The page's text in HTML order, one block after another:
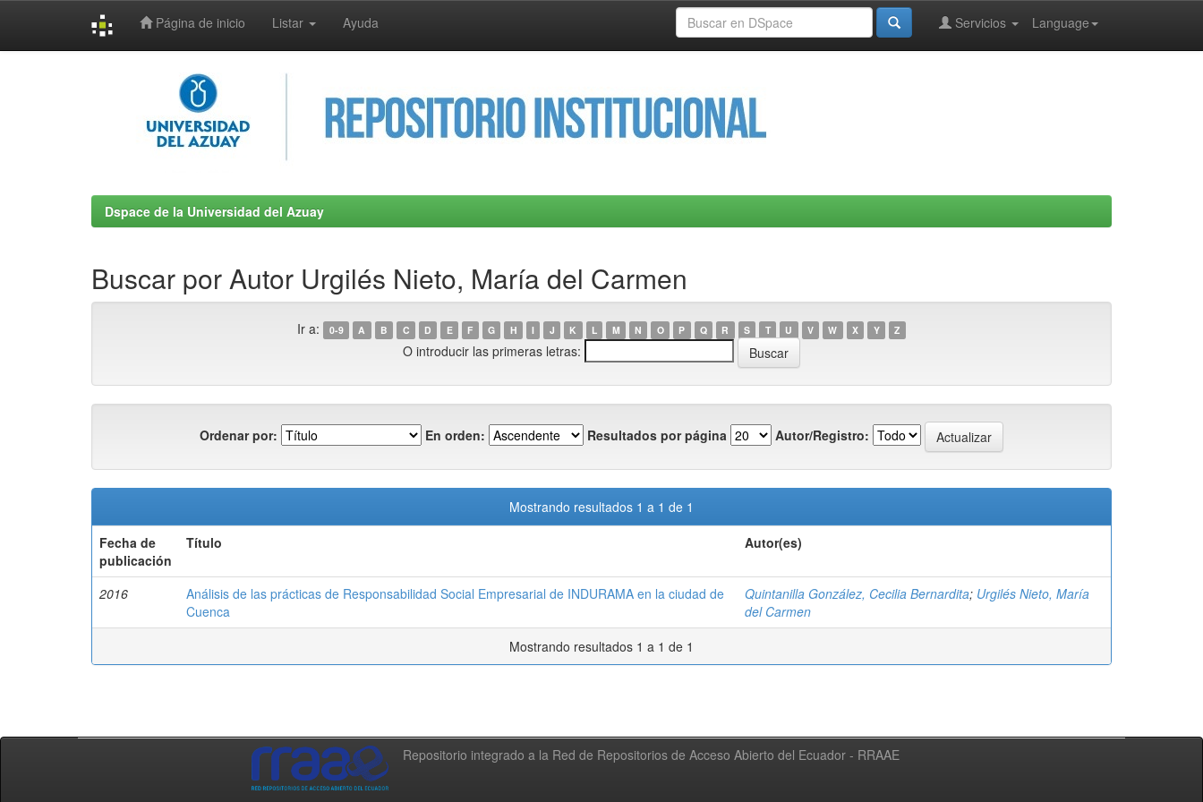
Página de inicio Listar Ayuda Language
Servicios
Dspace de la Universidad del Azuay
Buscar por Autor Urgilés Nieto, María del Carmen
Ir a: 0-9 A B C D E F G H I J K L M N O P Q R S T U V W X Y Z
O introducir las primeras letras:
Ordenar por: En orden: Resultados por página Autor/Registro:
Mostrando resultados 1 a 1 de 1
Fecha de
publicación
Título Autor(es)
2016
Análisis de las prácticas de Responsabilidad Social Empresarial de INDURAMA en la ciudad de
Cuenca
Quintanilla González, Cecilia Bernardita; Urgilés Nieto, María
del Carmen
Mostrando resultados 1 a 1 de 1
Repositorio integrado a la Red de Repositorios de Acceso Abierto del Ecuador - RRAAE